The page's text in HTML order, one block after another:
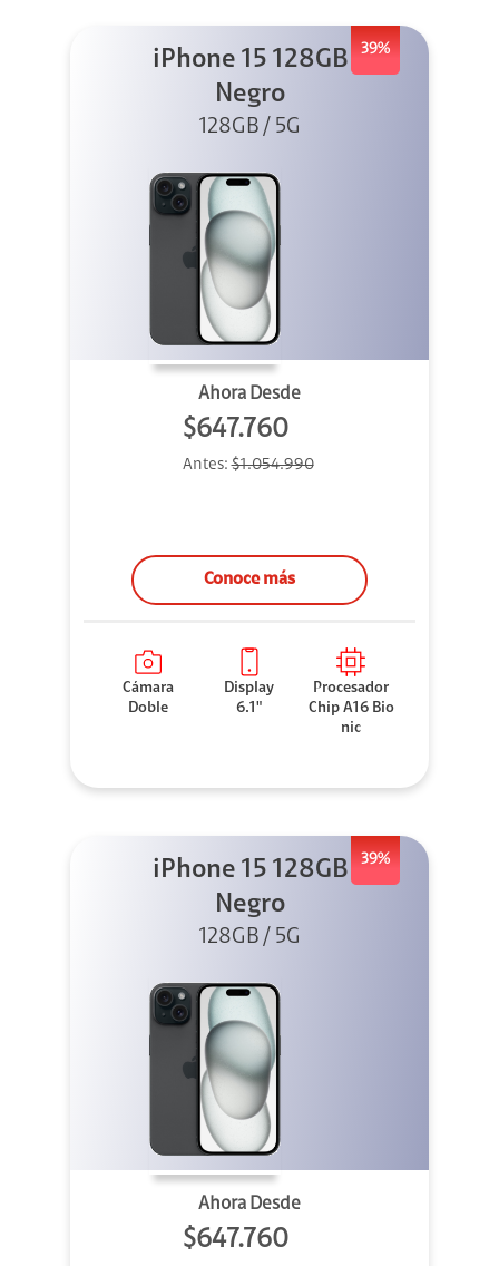
39%
iPhone 15 128GB
Negro
128GB / 5G
Ahora Desde
$647.760
Antes:$1.054.990
Conoce más
Cámara
Doble
Display
6.1"
Procesador
Chip A16 Bio
nic
39%
iPhone 15 128GB
Negro
128GB / 5G
Ahora Desde
$647.760